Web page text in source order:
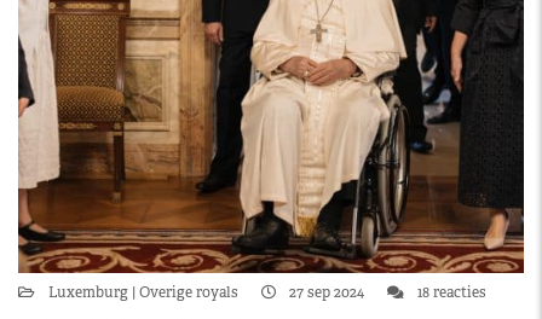
Luxemburg Overige royals 27 sep 2024 18 reacties